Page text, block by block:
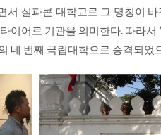
서 실파콘 대학교로 그 명칭이
이어로 기관을 의미한다. 따라
네 번째 국립대학으로 승격되었